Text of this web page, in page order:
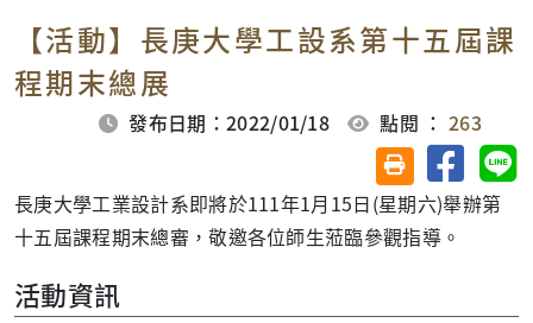
【活動】長庚大學工設系第十五屆課
程期末總展
發布日期：2022/01/18 點閱 ：263
友善列印(另開視
分享至
長庚大學工業設計系即將於111年1月15日(星期六)舉辦第
十五屆課程期末總審，敬邀各位師生蒞臨參觀指導。
活動資訊